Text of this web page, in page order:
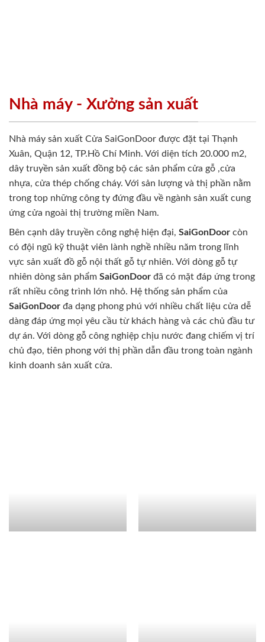
Nhà máy - Xưởng sản xuất
Nhà máy sản xuất Cửa SaiGonDoor được đặt tại Thạnh
Xuân, Quận 12, TP.Hồ Chí Minh. Với diện tích 20.000 m2,
dây truyền sản xuất đồng bộ các sản phẩm cửa gỗ ,cửa
nhựa, cửa thép chống cháy. Với sản lượng và thị phần nằm
trong top những công ty đứng đầu về ngành sản xuất cung
ứng cửa ngoài thị trường miền Nam.
Bên cạnh dây truyền công nghệ hiện đại, SaiGonDoor còn
có đội ngũ kỹ thuật viên lành nghề nhiều năm trong lĩnh
vực sản xuất đồ gỗ nội thất gỗ tự nhiên. Với dòng gỗ tự
nhiên dòng sản phẩm SaiGonDoor đã có mặt đáp ứng trong
rất nhiều công trình lớn nhỏ. Hệ thống sản phẩm của
SaiGonDoor đa dạng phong phú với nhiều chất liệu cửa dễ
dàng đáp ứng mọi yêu cầu từ khách hàng và các chủ đầu tư
dự án. Với dòng gỗ công nghiệp chịu nước đang chiếm vị trí
chủ đạo, tiên phong với thị phần dẫn đầu trong toàn ngành
kinh doanh sản xuất cửa.